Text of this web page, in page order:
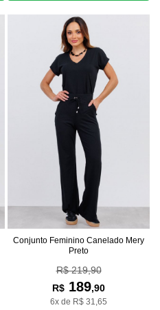
Conjunto Feminino Canelado Mery
Preto
R$ 219,90
R$ 189,90
6x de R$ 31,65